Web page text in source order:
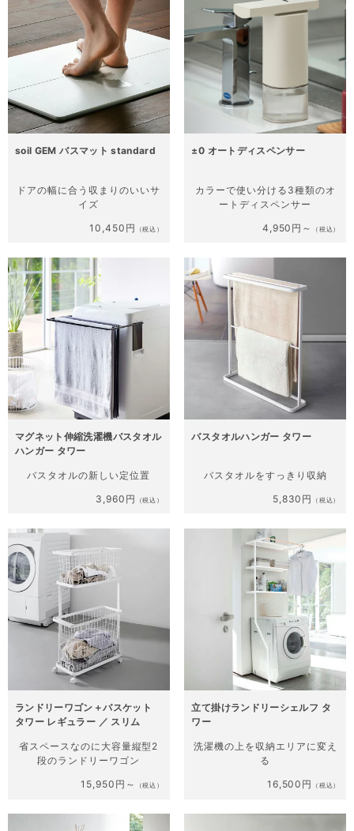
soil GEM バスマット standard
ドアの幅に合う収まりのいいサ
イズ
10,450円
（税込）
±0 オートディスペンサー
カラーで使い分ける3種類のオ
ートディスペンサー
4,950円～
（税込）
マグネット伸縮洗濯機バスタオル
ハンガー タワー
バスタオルの新しい定位置
3,960円
（税込）
バスタオルハンガー タワー
バスタオルをすっきり収納
5,830円
（税込）
ランドリーワゴン＋バスケット
タワー レギュラー ／ スリム
省スペースなのに大容量縦型2
段のランドリーワゴン
15,950円～
（税込）
立て掛けランドリーシェルフ タ
ワー
洗濯機の上を収納エリアに変え
る
16,500円
（税込）